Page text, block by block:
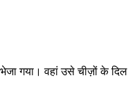
गया। वहां उसे चीज़ों के